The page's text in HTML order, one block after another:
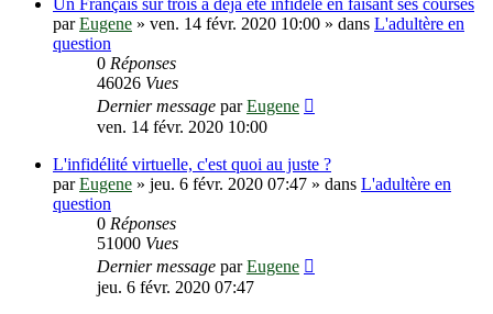
Un Français sur trois a déjà été infidèle en faisant ses courses
parEugene » ven. 14 févr. 2020 10:00 » dans L'adultère en
question
0 Réponses
46026 Vues
Dernier message parEugene
ven. 14 févr. 2020 10:00
L'infidélité virtuelle, c'est quoi au juste ?
parEugene » jeu. 6 févr. 2020 07:47 » dans L'adultère en
question
0 Réponses
51000 Vues
Dernier message parEugene
jeu. 6 févr. 2020 07:47